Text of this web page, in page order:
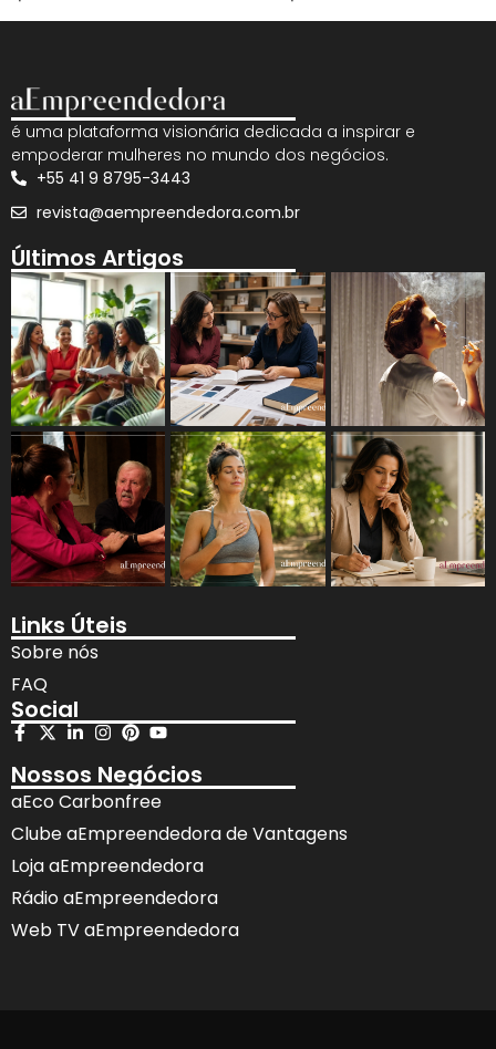
é uma plataforma visionária dedicada a inspirar e
empoderar mulheres no mundo dos negócios.
+55 41 9 8795-3443
revista@aempreendedora.com.br
Últimos Artigos
Links Úteis
Sobre nós
FAQ
Social
Nossos Negócios
aEco Carbonfree
Clube aEmpreendedora de Vantagens
Loja aEmpreendedora
Rádio aEmpreendedora
Web TV aEmpreendedora